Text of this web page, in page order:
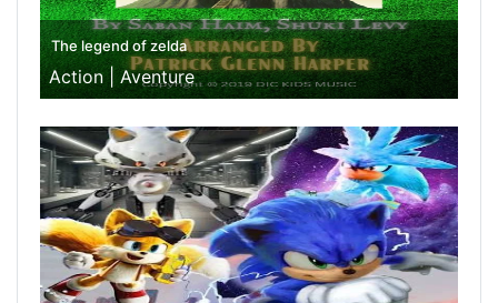
The legend of zelda
Action |Aventure